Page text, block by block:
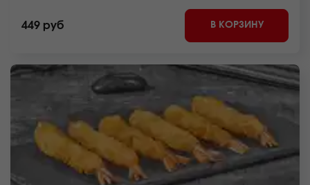
449 руб В КОРЗИНУ